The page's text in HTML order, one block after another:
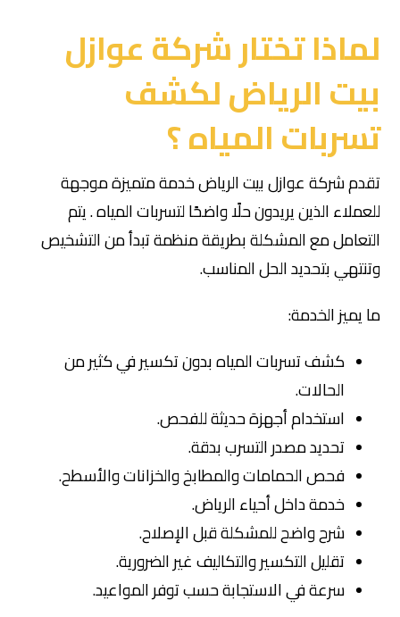
لماذا تختار شركة عوازل
بيت الرياض لكشف
تسربات المياه ؟
تقدم شركة عوازل بيت الرياض خدمة متميزة موجهة
للعملاء الذين يريدون حلًا واضحًا لتسربات المياه . يتم
التعامل مع المشكلة بطريقة منظمة تبدأ من التشخيص
وتنتهي بتحديد الحل المناسب.
ما يميز الخدمة:
كشف تسربات المياه بدون تكسير في كثير من
الحالات.
استخدام أجهزة حديثة للفحص.
تحديد مصدر التسرب بدقة.
فحص الحمامات والمطابخ والخزانات والأسطح.
خدمة داخل أحياء الرياض.
شرح واضح للمشكلة قبل الإصلاح.
تقليل التكسير والتكاليف غير الضرورية.
سرعة في الاستجابة حسب توفر المواعيد.